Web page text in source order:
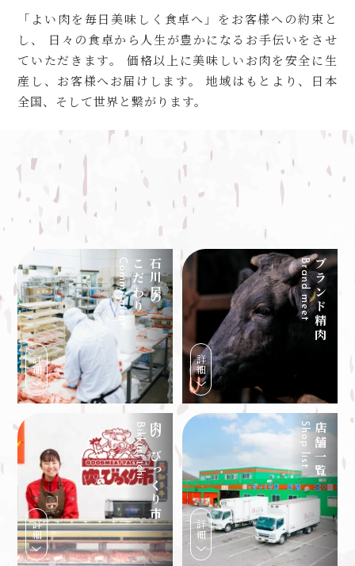
「よい肉を毎日美味しく食卓へ」をお客様への約束と
し、 日々の食卓から人生が豊かになるお手伝いを させ
ていただきます。価格以上に美味しいお肉を安全に生
産し、 お客様へお届けします。 地域はもとより、日本
全国、そして世界と繋がります。
石川屋の
こだわり
Commitment
詳細
ブランド精肉
Brand meet
詳細
肉のびっくり市
Bikkuri ichi
詳細
店舗一覧
Shop list
詳細